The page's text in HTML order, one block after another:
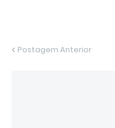
Postagem Anterior